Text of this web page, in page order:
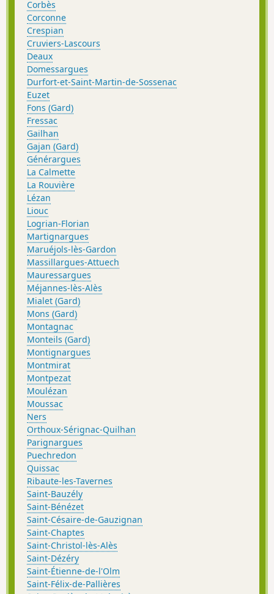
Corbès
Corconne
Crespian
Cruviers-Lascours
Deaux
Domessargues
Durfort-et-Saint-Martin-de-Sossenac
Euzet
Fons (Gard)
Fressac
Gailhan
Gajan (Gard)
Générargues
La Calmette
La Rouvière
Lézan
Liouc
Logrian-Florian
Martignargues
Maruéjols-lès-Gardon
Massillargues-Attuech
Mauressargues
Méjannes-lès-Alès
Mialet (Gard)
Mons (Gard)
Montagnac
Monteils (Gard)
Montignargues
Montmirat
Montpezat
Moulézan
Moussac
Ners
Orthoux-Sérignac-Quilhan
Parignargues
Puechredon
Quissac
Ribaute-les-Tavernes
Saint-Bauzély
Saint-Bénézet
Saint-Césaire-de-Gauzignan
Saint-Chaptes
Saint-Christol-lès-Alès
Saint-Dézéry
Saint-Étienne-de-l'Olm
Saint-Félix-de-Pallières